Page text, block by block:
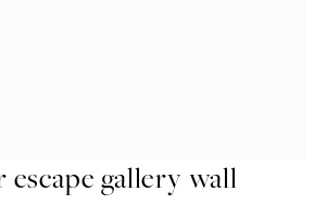
escape gallery wall